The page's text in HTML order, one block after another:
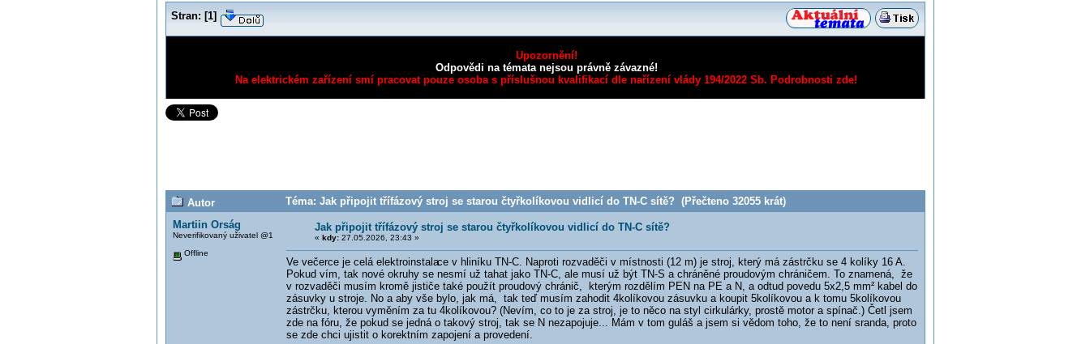
Stran: [1]
Upozornění!
Odpovědi na témata nejsou právně závazné!
Na elektrickém zařízení smí pracovat pouze osoba s příslušnou kvalifikací dle nařízení vlády 194/2022 Sb. Podrobnosti zde!
Autor
Téma: Jak připojit třífázový stroj se starou čtyřkolíkovou vidlicí do TN-C sítě? (Přečteno 32055 krát)
Martiin Orság
Neverifikovaný uživatel @1
Offline
Jak připojit třífázový stroj se starou čtyřkolíkovou vidlicí do TN-C sítě?
« kdy:27.05.2026, 23:43 »
Ve večerce je celá elektroinstalace v hliníku TN-C. Naproti rozvaděči v místnosti (12 m) je stroj, který má zástrčku se 4 kolíky 16 A.
Pokud vím, tak nové okruhy se nesmí už tahat jako TN-C, ale musí už být TN-S a chráněné proudovým chráničem. To znamená, že
v rozvaděči musím kromě jističe také použít proudový chránič, kterým rozdělím PEN na PE a N, a odtud povedu 5x2,5 mm² kabel do
zásuvky u stroje. No a aby vše bylo, jak má, tak teď musím zahodit 4kolíkovou zásuvku a koupit 5kolíkovou a k tomu 5kolíkovou
zástrčku, kterou vyměním za tu 4kolíkovou? (Nevím, co to je za stroj, je to něco na styl cirkulárky, prostě motor a spínač.) Četl jsem
zde na fóru, že pokud se jedná o takový stroj, tak se N nezapojuje... Mám v tom guláš a jsem si vědom toho, že to není sranda, proto
se zde chci ujistit o korektním zapojení a provedení.